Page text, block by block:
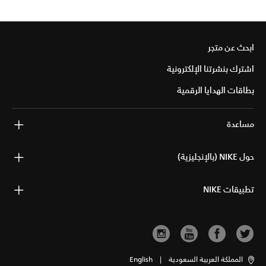
ابحث عن متجر
اشترك بنشرتنا الإلكترونية
بطاقات الهدايا الرقمية
مساعدة
حول NIKE (بالإنجليزية)
تطبيقات NIKE
المملكة العربية السعودية |
English